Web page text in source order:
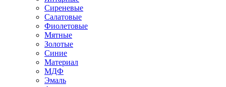
Сиреневые
Салатовые
Фиолетовые
Мятные
Золотые
Синие
Материал
МДФ
Эмаль